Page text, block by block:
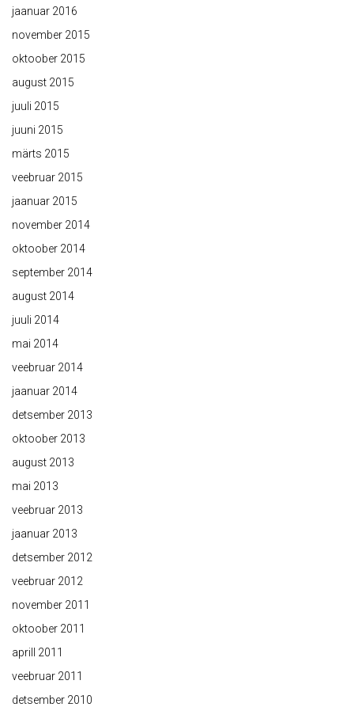
jaanuar 2016
november 2015
oktoober 2015
august 2015
juuli 2015
juuni 2015
märts 2015
veebruar 2015
jaanuar 2015
november 2014
oktoober 2014
september 2014
august 2014
juuli 2014
mai 2014
veebruar 2014
jaanuar 2014
detsember 2013
oktoober 2013
august 2013
mai 2013
veebruar 2013
jaanuar 2013
detsember 2012
veebruar 2012
november 2011
oktoober 2011
aprill 2011
veebruar 2011
detsember 2010